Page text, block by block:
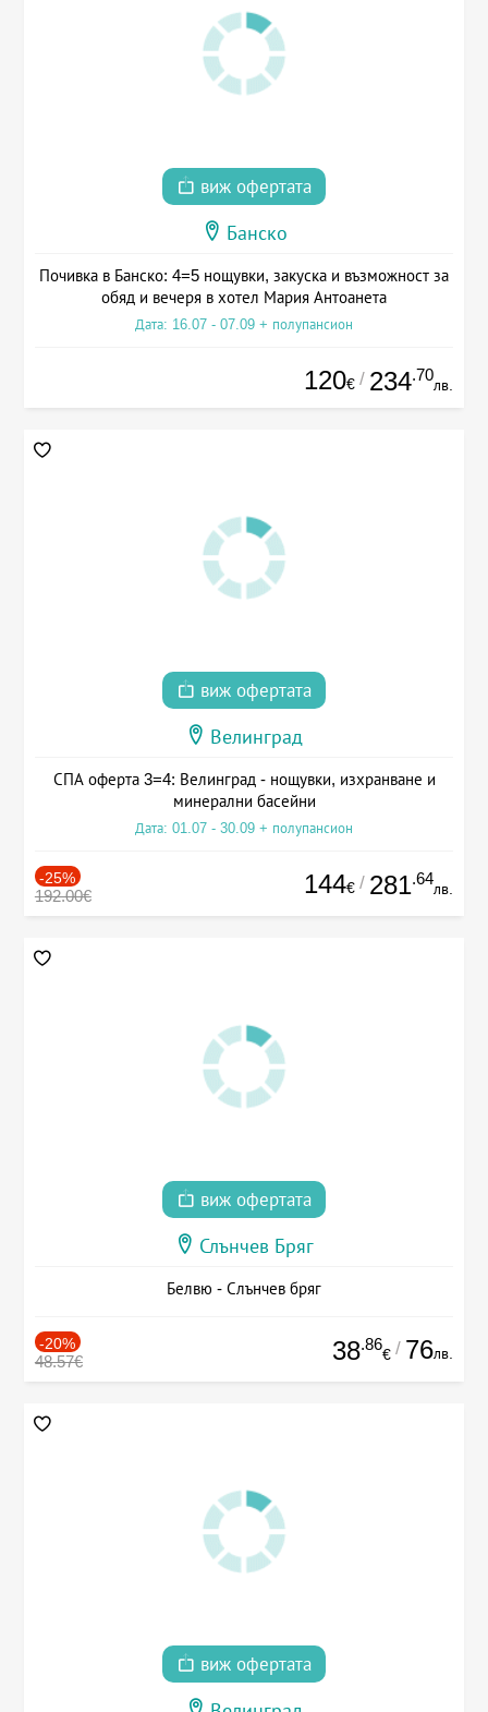
виж офертата
Банско
Почивка в Банско: 4=5 нощувки, закуска и възможност за
обяд и вечеря в хотел Мария Антоанета
Дата: 16.07 - 07.09 + полупансион
120€ / 234.70
лв.
виж офертата
Велинград
СПА оферта 3=4: Велинград - нощувки, изхранване и
минерални басейни
Дата: 01.07 - 30.09 + полупансион
-25%
192.00€ 144€ / 281.64
лв.
виж офертата
Слънчев Бряг
Белвю - Слънчев бряг
-20%
48.57€ 38.86
€ / 76лв.
виж офертата